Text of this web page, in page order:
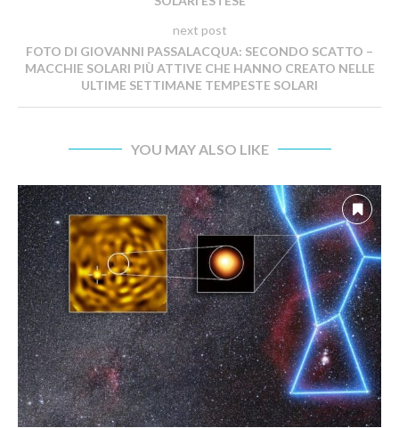
next post
FOTO DI GIOVANNI PASSALACQUA: SECONDO SCATTO –
MACCHIE SOLARI PIÙ ATTIVE CHE HANNO CREATO NELLE
ULTIME SETTIMANE TEMPESTE SOLARI
YOU MAY ALSO LIKE